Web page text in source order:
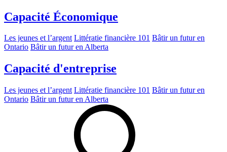
Capacité Économique
Les jeunes et l’argent Littératie financière 101 Bâtir un futur en
Ontario Bâtir un futur en Alberta
Capacité d'entreprise
Les jeunes et l’argent Littératie financière 101 Bâtir un futur en
Ontario Bâtir un futur en Alberta